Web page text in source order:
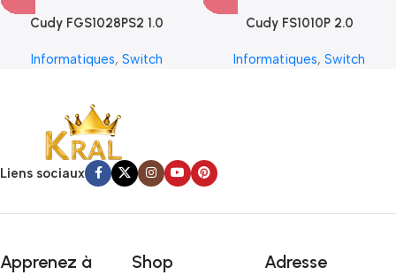
Cudy FGS1028PS2 1.0
Informatiques, Switch
Cudy FS1010P 2.0
Informatiques, Switch
Liens sociaux
Apprenez à
Shop Adresse